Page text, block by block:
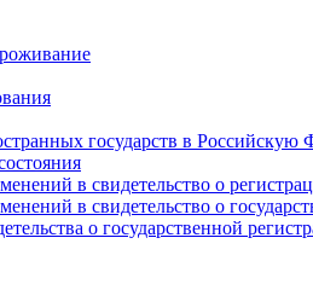
государств в Российскую
в свидетельство о
в свидетельство о
о государственной